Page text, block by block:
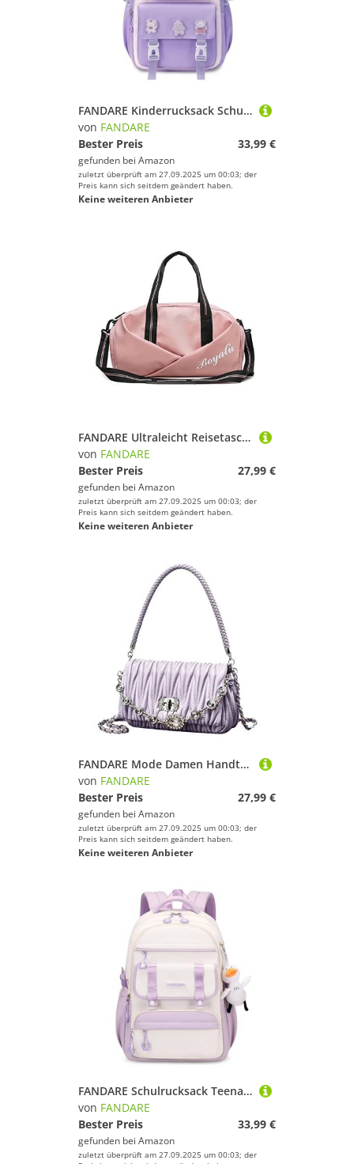
FANDARE Kinderrucksack Schulrucksack für Mädchen Schulranzen mit süßem Abzeichen Junge Teenager Schultasche Rucksack Büchertaschen Schule Tagesrucksack Leichter Rucksack Schule Daypacks Lila
von FANDARE
Bester Preis
33,99 €
gefunden bei Amazon
zuletzt überprüft am 27.09.2025 um 00:03; der
Preis kann sich seitdem geändert haben.
Keine weiteren Anbieter
FANDARE Ultraleicht Reisetaschen Handgepäck Sporttasche Übernachtung Sporttasche Handtasche Damen Herren Weekender Kliniktasche Schwimmtasche Trainingstasche mit Nass Trockentrenntasche & Schuhfach
von FANDARE
Bester Preis
27,99 €
gefunden bei Amazon
zuletzt überprüft am 27.09.2025 um 00:03; der
Preis kann sich seitdem geändert haben.
Keine weiteren Anbieter
FANDARE Mode Damen Handtasche Henkeltaschen Wasserdicht Schultertasche Umhängetaschen PU-Leder Tote Beutel Achseltasche für Reisen Einkaufen Arbeiten Lila
von FANDARE
Bester Preis
27,99 €
gefunden bei Amazon
zuletzt überprüft am 27.09.2025 um 00:03; der
Preis kann sich seitdem geändert haben.
Keine weiteren Anbieter
FANDARE Schulrucksack Teenager Schulrucksack Mädchen Junge Schultasche Rucksack Color-Blocking Daypack Schule Tagesrucksack Rucksack Leichter Uni Wasserdicht Büchertaschen mit süßem Anhänger Lila
von FANDARE
Bester Preis
33,99 €
gefunden bei Amazon
zuletzt überprüft am 27.09.2025 um 00:03; der